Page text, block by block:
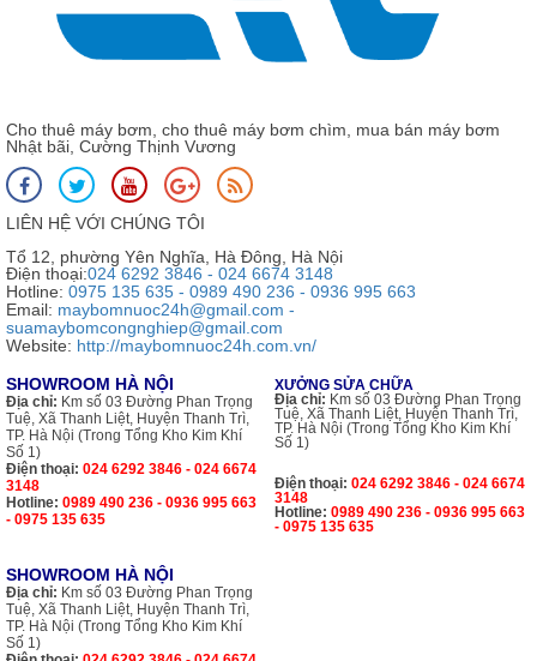
Cho thuê máy bơm, cho thuê máy bơm chìm, mua bán máy bơm
Nhật bãi, Cường Thịnh Vương
LIÊN HỆ VỚI CHÚNG TÔI
Tổ 12, phường Yên Nghĩa, Hà Đông, Hà Nội
Điện thoại:024 6292 3846 - 024 6674 3148
Hotline: 0975 135 635 - 0989 490 236 - 0936 995 663
Email: maybomnuoc24h@gmail.com -
suamaybomcongnghiep@gmail.com
Website: http://maybomnuoc24h.com.vn/
SHOWROOM HÀ NỘI
Địa chỉ: Km số 03 Đường Phan Trọng
Tuệ, Xã Thanh Liệt, Huyện Thanh Trì,
TP. Hà Nội (Trong Tổng Kho Kim Khí
Số 1)
Điện thoại: 024 6292 3846 - 024 6674
3148
Hotline: 0989 490 236 - 0936 995 663
- 0975 135 635
XƯỞNG SỬA CHỮA
Địa chỉ: Km số 03 Đường Phan Trọng
Tuệ, Xã Thanh Liệt, Huyện Thanh Trì,
TP. Hà Nội (Trong Tổng Kho Kim Khí
Số 1)
Điện thoại: 024 6292 3846 - 024 6674
3148
Hotline: 0989 490 236 - 0936 995 663
- 0975 135 635
SHOWROOM HÀ NỘI
Địa chỉ: Km số 03 Đường Phan Trọng
Tuệ, Xã Thanh Liệt, Huyện Thanh Trì,
TP. Hà Nội (Trong Tổng Kho Kim Khí
Số 1)